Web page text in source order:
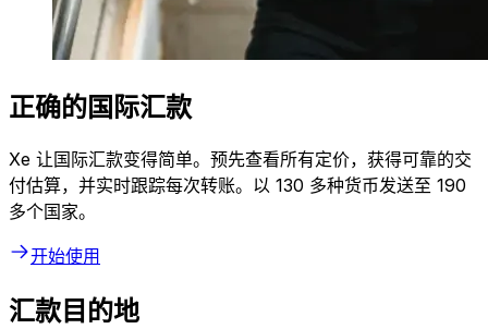
正确的国际汇款
Xe 让国际汇款变得简单。预先查看所有定价，获得可靠的交
付估算，并实时跟踪每次转账。以 130 多种货币发送至 190
多个国家。
开始使用
汇款目的地